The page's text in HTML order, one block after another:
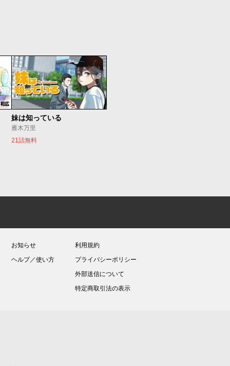
妹は知っている
雁木万里
21話無料
お知らせ
ヘルプ／使い方
利用規約
プライバシーポリシー
外部送信について
特定商取引法の表示